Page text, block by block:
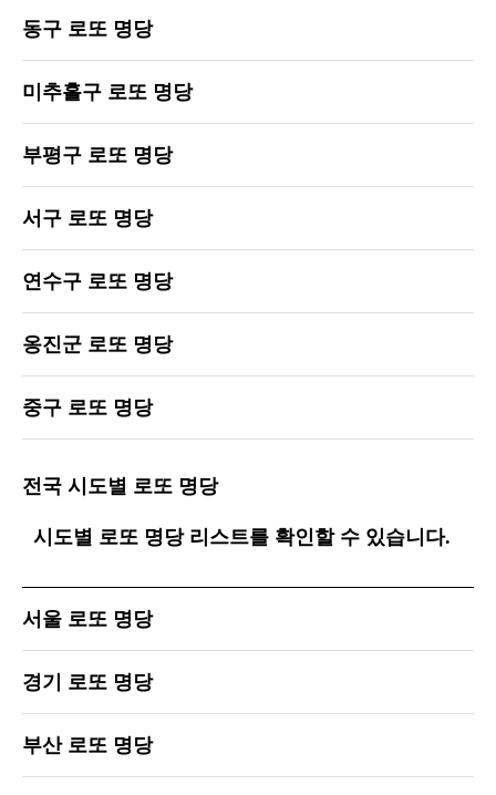
동구 로또 명당
미추홀구 로또 명당
부평구 로또 명당
서구 로또 명당
연수구 로또 명당
옹진군 로또 명당
중구 로또 명당
전국 시도별 로또 명당
시도별 로또 명당 리스트를 확인할 수 있습니다.
서울 로또 명당
경기 로또 명당
부산 로또 명당